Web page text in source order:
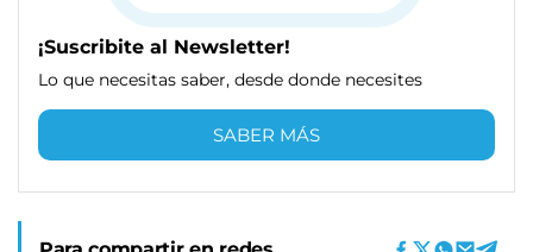
¡Suscribite al Newsletter!
Lo que necesitas saber, desde donde necesites
SABER MÁS